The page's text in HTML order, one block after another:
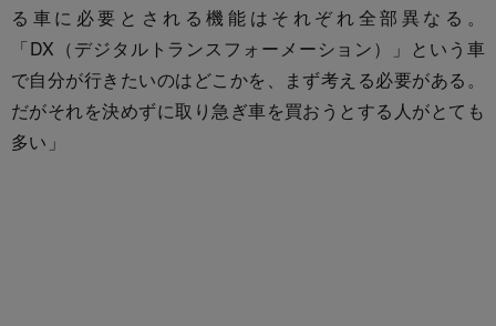
る車に必要とされる機能はそれぞれ全部異なる。
「DX（デジタルトランスフォーメーション）」という車
で自分が行きたいのはどこかを、まず考える必要がある。
だがそれを決めずに取り急ぎ車を買おうとする人がとても
多い」